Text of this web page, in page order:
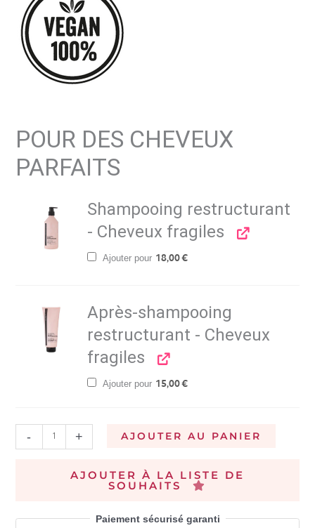
POUR DES CHEVEUX
PARFAITS
Shampooing restructurant
- Cheveux fragiles
Ajouter pour 18,00€
Après-shampooing
restructurant - Cheveux
fragiles
Ajouter pour 15,00€
- + AJOUTER AU PANIER
AJOUTER À LA LISTE DE
SOUHAITS
Paiement sécurisé garanti